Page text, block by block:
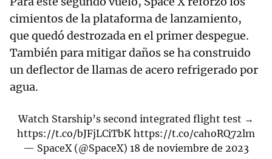
cimientos de la plataforma de lanzamiento,
que quedó destrozada en el primer despegue.
También para mitigar daños se ha construido
un deflector de llamas de acero refrigerado por
agua.
Watch Starship’s second integrated flight test →
https://t.co/bJFjLCiTbK https://t.co/cahoRQ72lm
— SpaceX (@SpaceX) 18 de noviembre de 2023